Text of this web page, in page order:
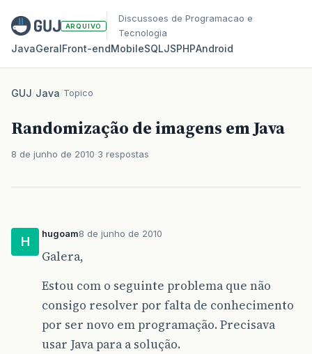
ARQUIVO
Discussoes de Programacao e
Tecnologia
JavaGeralFront‑endMobileSQLJSPHPAndroid
GUJ/Java/Topico
Randomização de imagens em Java
8 de junho de 2010 3 respostas
H
hugoam8 de junho de 2010
Galera,
Estou com o seguinte problema que não
consigo resolver por falta de conhecimento
por ser novo em programação. Precisava
usar Java para a solução.